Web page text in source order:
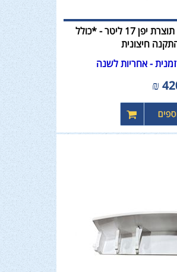
מחמם מים בגז RINNAI תוצרת יפן 17 ליטר - *כולל
חיצונית
₪